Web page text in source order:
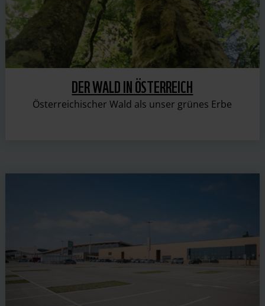
DER WALD IN ÖSTERREICH
Österreichischer Wald als unser grünes Erbe